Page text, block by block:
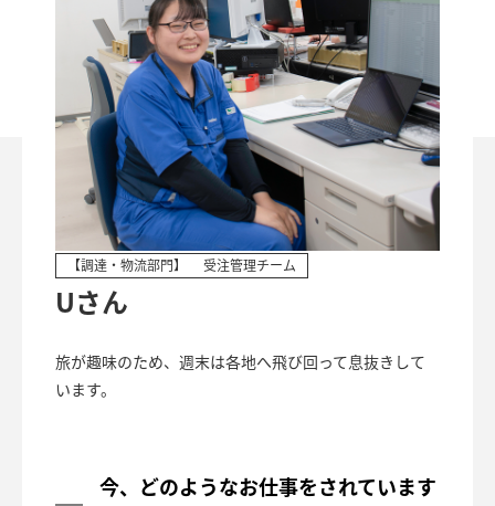
【調達・物流部門】 受注管理チーム
Uさん
旅が趣味のため、週末は各地へ飛び回って息抜きして
います。
今、どのようなお仕事をされています